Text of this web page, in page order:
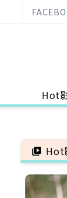
Hot
Hot